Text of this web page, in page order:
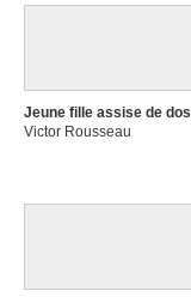
Jeune fille assise de dos
Victor Rousseau